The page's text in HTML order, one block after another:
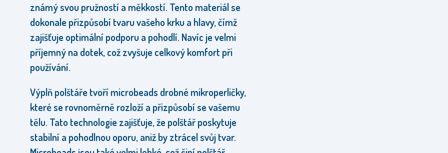
známý svou pružností a měkkostí. Tento materiál se
dokonale přizpůsobí tvaru vašeho krku a hlavy, čímž
zajišťuje optimální podporu a pohodlí. Navíc je velmi
příjemný na dotek, což zvyšuje celkový komfort při
používání.
Výplň polštáře tvoří microbeads drobné mikroperličky,
které se rovnoměrně rozloží a přizpůsobí se vašemu
tělu. Tato technologie zajišťuje, že polštář poskytuje
stabilní a pohodlnou oporu, aniž by ztrácel svůj tvar.